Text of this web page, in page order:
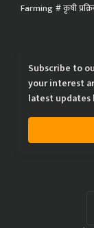
Farming कृषी
Subscribe to
your interest
latest updates